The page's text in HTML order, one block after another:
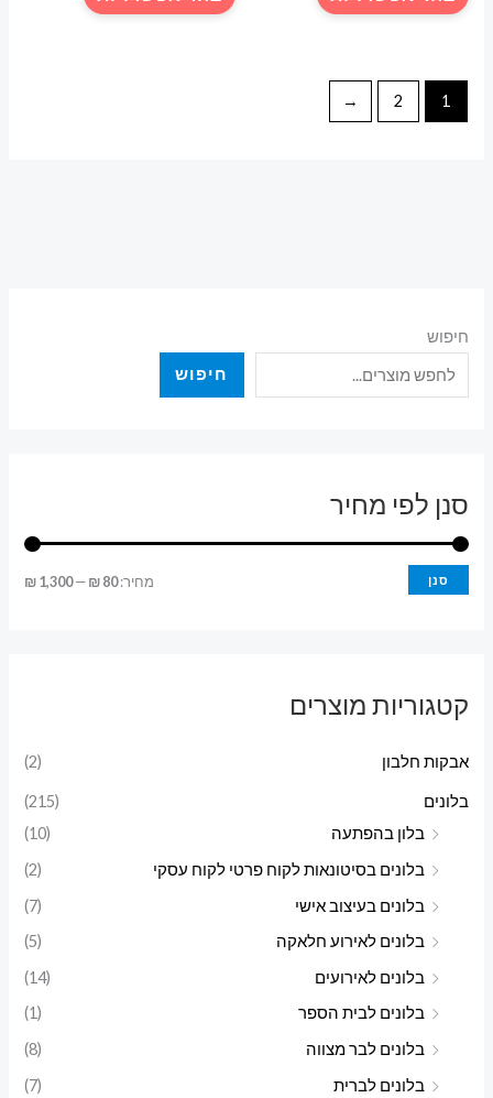
חיפוש
חיפוש
סנן לפי מחיר
מ
י
מ
ל
י
מ
י
מ
ל
י
סנן מחיר:80 ₪
—
1,300 ₪
קטגוריות מוצרים
אבקות חלבון (2)
בלונים
(215)
בלון בהפתעה
(10)
בלונים בסיטונאות לקוח פרטי לקוח עסקי
(2)
בלונים בעיצוב אישי
(7)
בלונים לאירוע חלאקה
(5)
בלונים לאירועים
(14)
בלונים לבית הספר
(1)
בלונים לבר מצווה
(8)
בלונים לברית
(7)
עד
עד
1
2
←